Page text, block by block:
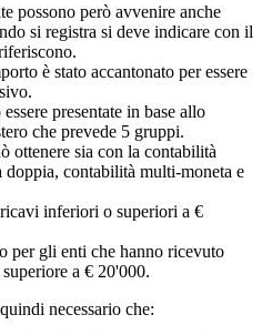
possono però avvenire anche
si registra si deve indicare con il
è stato accantonato per essere
presentate in base allo
che prevede 5 gruppi.
sia con la contabilità
doppia, contabilità multi-moneta e
inferiori o superiori a €
per gli enti che hanno ricevuto
a € 20'000.
necessario che: